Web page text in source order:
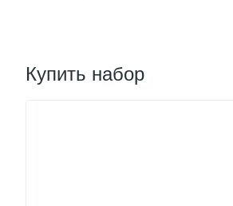
Купить набор